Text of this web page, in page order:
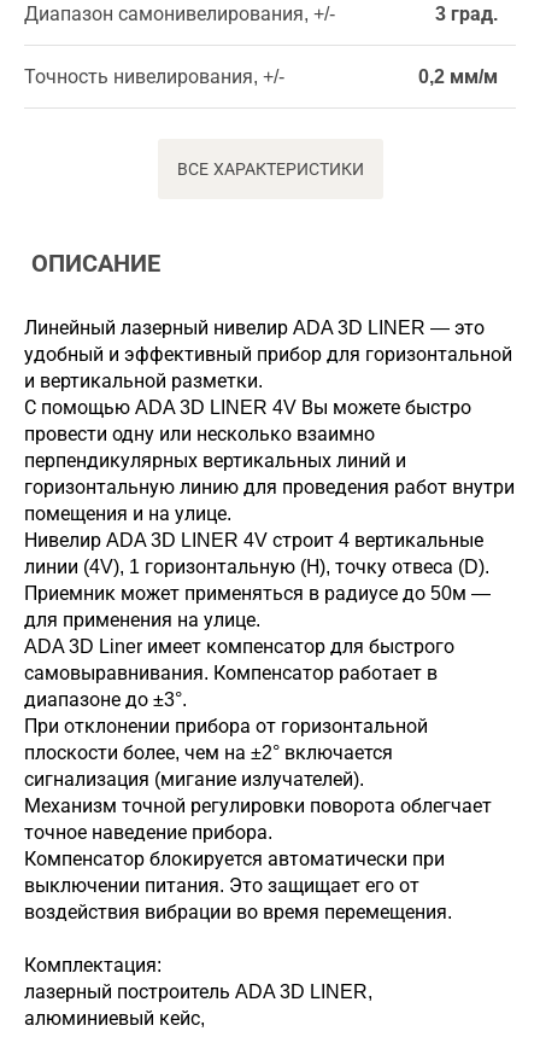
Диапазон самонивелирования, +/- 3 град.
Точность нивелирования, +/- 0,2 мм/м
ВСЕ ХАРАКТЕРИСТИКИ
ОПИСАНИЕ
Линейный лазерный нивелир ADA 3D LINER — это
удобный и эффективный прибор для горизонтальной
и вертикальной разметки.
С помощью ADA 3D LINER 4V Вы можете быстро
провести одну или несколько взаимно
перпендикулярных вертикальных линий и
горизонтальную линию для проведения работ внутри
помещения и на улице.
Нивелир ADA 3D LINER 4V строит 4 вертикальные
линии (4V), 1 горизонтальную (Н), точку отвеса (D).
Приемник может применяться в радиусе до 50м —
для применения на улице.
ADA 3D Liner имеет компенсатор для быстрого
самовыравнивания. Компенсатор работает в
диапазоне до ±3°.
При отклонении прибора от горизонтальной
плоскости более, чем на ±2° включается
сигнализация (мигание излучателей).
Механизм точной регулировки поворота облегчает
точное наведение прибора.
Компенсатор блокируется автоматически при
выключении питания. Это защищает его от
воздействия вибрации во время перемещения.
Комплектация:
лазерный построитель ADA 3D LINER,
алюминиевый кейс,